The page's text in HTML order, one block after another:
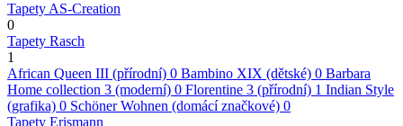
Tapety AS-Creation
0
Tapety Rasch
1
African Queen III (přírodní) 0 Bambino XIX (dětské) 0 Barbara
Home collection 3 (moderní) 0 Florentine 3 (přírodní) 1 Indian Style
(grafika) 0 Schöner Wohnen (domácí značkové) 0
Tapety Erismann